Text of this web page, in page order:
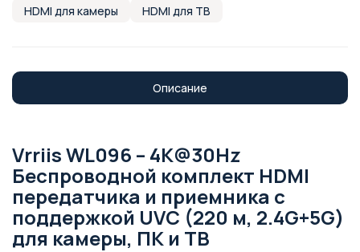
HDMI для камеры HDMI для ТВ
Описание
Vrriis WL096 – 4K@30Hz
Беспроводной комплект HDMI
передатчика и приемника с
поддержкой UVC (220 м, 2.4G+5G)
для камеры, ПК и ТВ